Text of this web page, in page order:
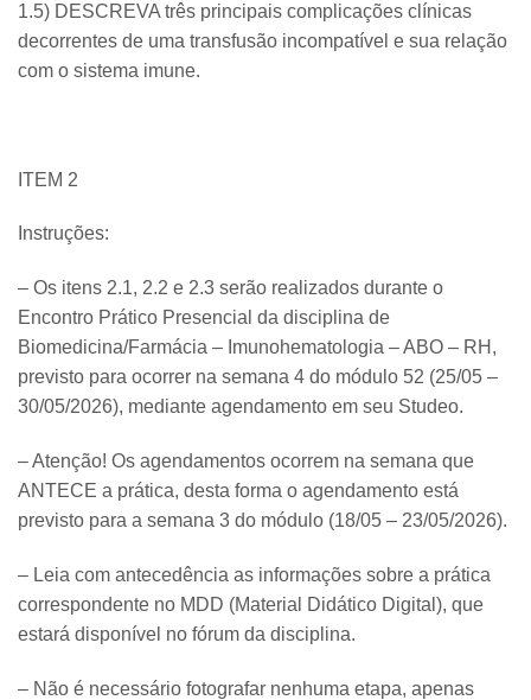
1.5) DESCREVA três principais complicações clínicas
decorrentes de uma transfusão incompatível e sua relação
com o sistema imune.
ITEM 2
Instruções:
– Os itens 2.1, 2.2 e 2.3 serão realizados durante o
Encontro Prático Presencial da disciplina de
Biomedicina/Farmácia – Imunohematologia – ABO – RH,
previsto para ocorrer na semana 4 do módulo 52 (25/05 –
30/05/2026), mediante agendamento em seu Studeo.
– Atenção! Os agendamentos ocorrem na semana que
ANTECE a prática, desta forma o agendamento está
previsto para a semana 3 do módulo (18/05 – 23/05/2026).
– Leia com antecedência as informações sobre a prática
correspondente no MDD (Material Didático Digital), que
estará disponível no fórum da disciplina.
– Não é necessário fotografar nenhuma etapa, apenas